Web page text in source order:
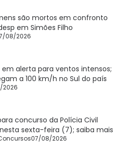
são mortos em confronto
em Simões Filho
08/2026
em alerta para ventos intensos;
a 100 km/h no Sul do país
concurso da Polícia Civil
sexta-feira (7); saiba mais
07/08/2026